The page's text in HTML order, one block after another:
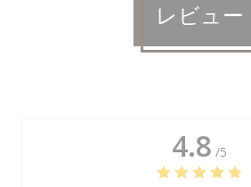
レビュー
4.8 /5